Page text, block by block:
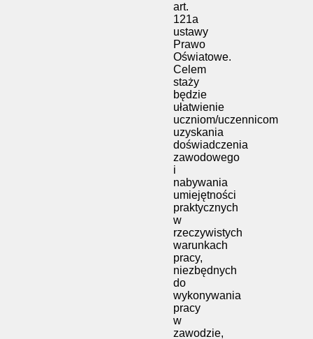
art.
121a
ustawy
Prawo
Oświatowe.
Celem
staży
będzie
ułatwienie
uczniom/uczennicom
uzyskania
doświadczenia
zawodowego
i
nabywania
umiejętności
praktycznych
w
rzeczywistych
warunkach
pracy,
niezbędnych
do
wykonywania
pracy
w
zawodzie,